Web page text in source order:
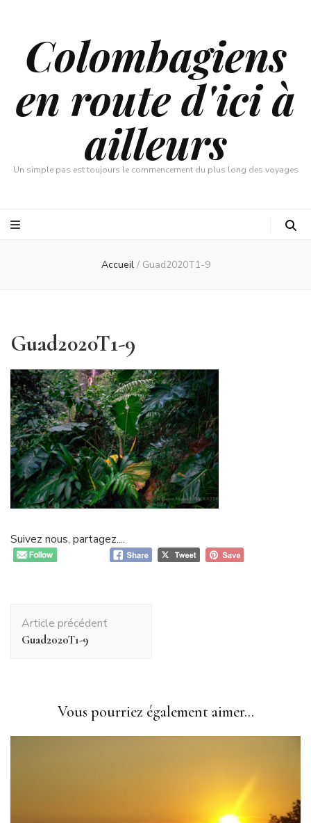
Colombagiens
en route d'ici à
ailleurs
Un simple pas est toujours le commencement du plus long des voyages
Accueil / Guad2020T1-9
Guad2020T1-9
Suivez nous, partagez....
d'article
Article précédent
Guad2020T1-9
Vous pourriez également aimer...